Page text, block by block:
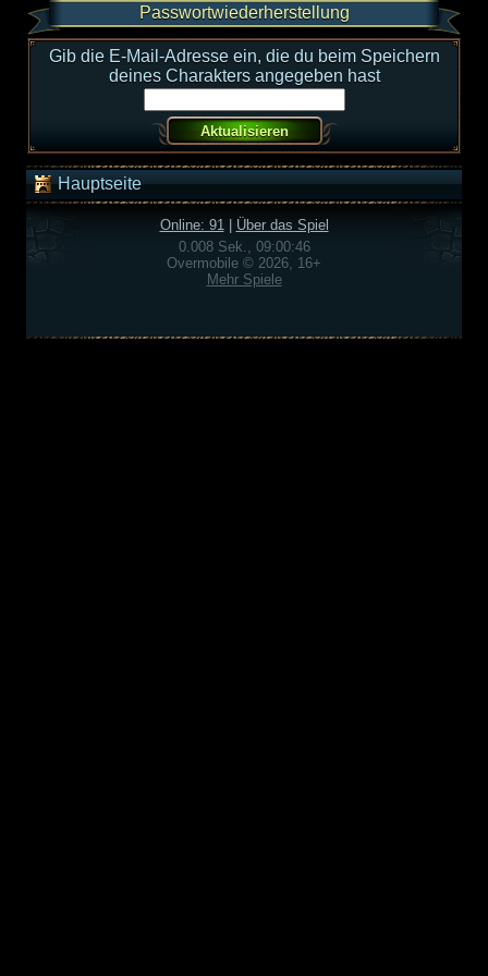
Passwortwiederherstellung
Gib die E-Mail-Adresse ein, die du beim Speichern
deines Charakters angegeben hast
Hauptseite
Online: 91| Über das Spiel
0.008 Sek., 09:00:46
Overmobile © 2026, 16+
Mehr Spiele